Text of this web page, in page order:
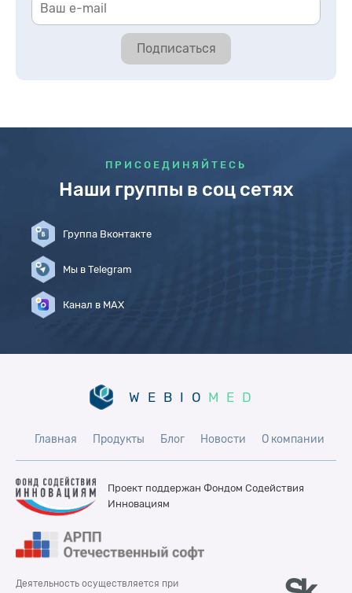
Подписаться
ПРИСОЕДИНЯЙТЕСЬ
Наши группы в соц сетях
Группа Вконтакте
Мы в Telegram
Канал в MAX
WEBIO MED
Главная Продукты Блог Новости О компании
Проект поддержан Фондом Содействия
Инновациям
Деятельность осуществляется при